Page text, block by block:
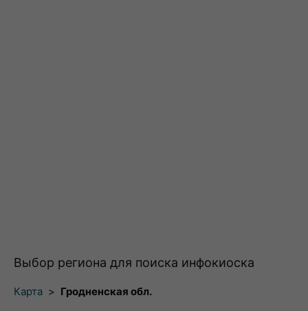
Выбор региона для поиска инфокиоска
Карта > Гродненская обл.